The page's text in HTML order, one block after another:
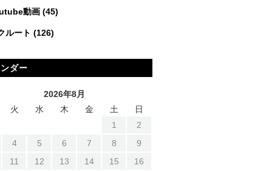
動画 (45)
ルート (126)
ダー
2026年8月
火
水 木 金 土
日
1
2
4
5 6 7 8
9
11
12 13 14 15
16